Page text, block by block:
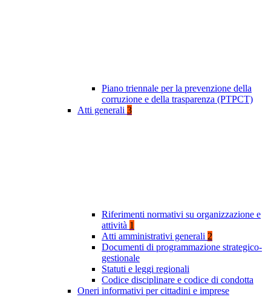
Piano triennale per la prevenzione della
corruzione e della trasparenza (PTPCT)
Atti generali 3
Riferimenti normativi su organizzazione e
attività 1
Atti amministrativi generali 2
Documenti di programmazione strategico-
gestionale
Statuti e leggi regionali
Codice disciplinare e codice di condotta
Oneri informativi per cittadini e imprese